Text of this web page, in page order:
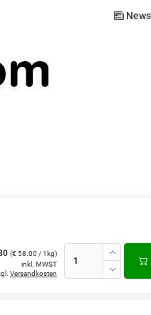
(€ 58.00 / 1kg)
inkl. MWST
Versandkosten